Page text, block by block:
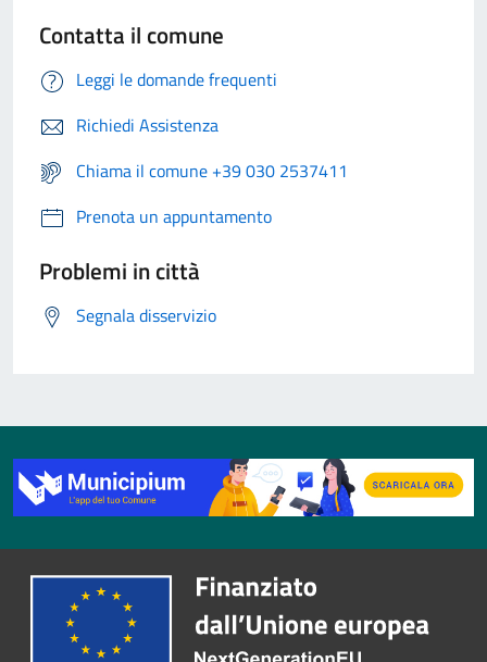
Contatta il comune
Leggi le domande frequenti
Richiedi Assistenza
Chiama il comune +39 030 2537411
Prenota un appuntamento
Problemi in città
Segnala disservizio